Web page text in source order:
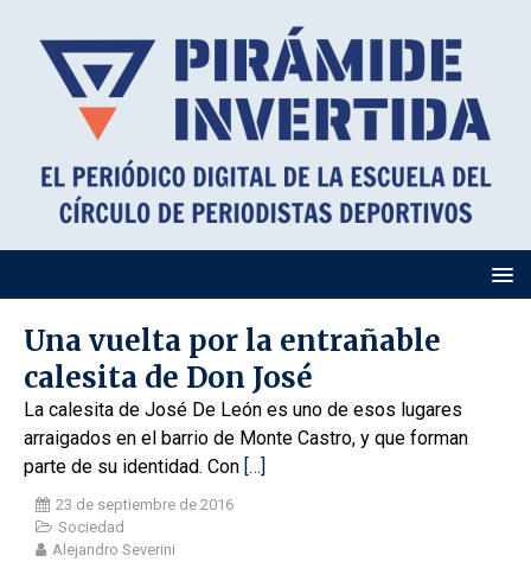
Una vuelta por la entrañable
calesita de Don José
La calesita de José De León es uno de esos lugares
arraigados en el barrio de Monte Castro, y que forman
parte de su identidad. Con […]
23 de septiembre de 2016
Sociedad
Alejandro Severini